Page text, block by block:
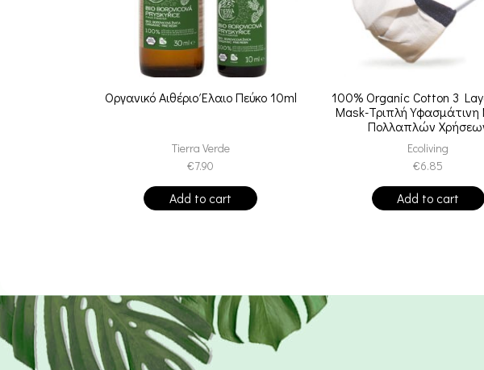
Οργανικό Αιθέριο Έλαιο Πεύκο 10ml
Tierra Verde
€7.90
Add to cart
100% Organic Cotton 3
Mask-Τριπλή
Πολλαπλών
Ecoliving
€6.85
Add to cart